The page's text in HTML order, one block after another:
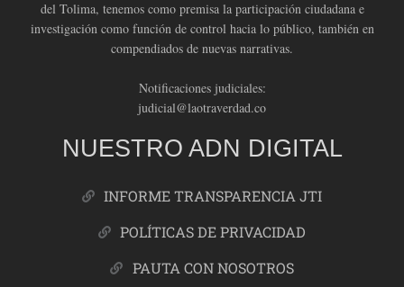
del Tolima, tenemos como premisa la participación ciudadana e
investigación como función de control hacia lo público, también en
compendiados de nuevas narrativas.
Notificaciones judiciales:
judicial@laotraverdad.co
NUESTRO ADN DIGITAL
INFORME TRANSPARENCIA JTI
POLÍTICAS DE PRIVACIDAD
PAUTA CON NOSOTROS